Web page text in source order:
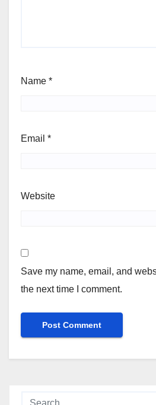
Name *
Email *
Website
Save my name, email, and
the next time I comment.